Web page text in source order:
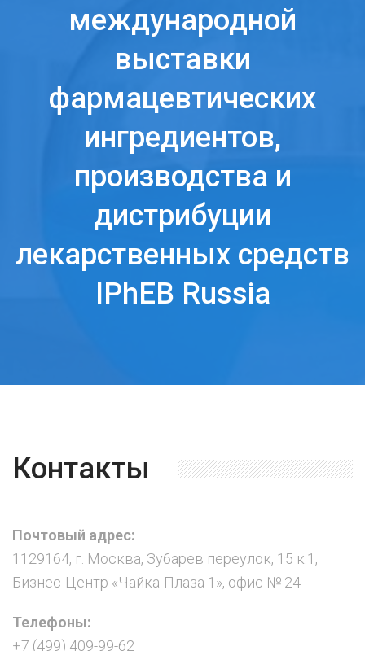
международной
выставки
фармацевтических
ингредиентов,
производства и
дистрибуции
лекарственных средств
IPhEB Russia
Контакты
Почтовый адрес:
1129164, г. Москва, Зубарев переулок, 15 к.1,
Бизнес-Центр «Чайка-Плаза 1», офис № 24
Телефоны:
+7 (499) 409-99-62